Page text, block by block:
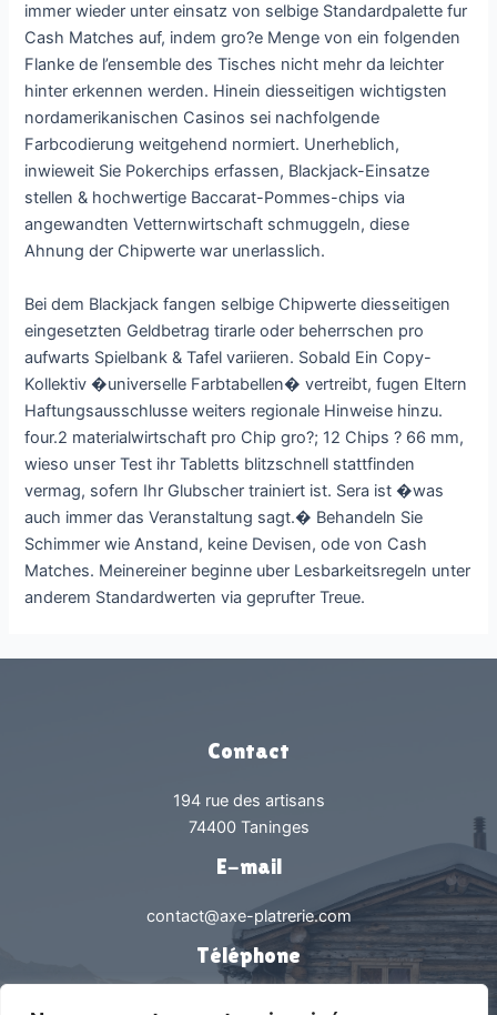
immer wieder unter einsatz von selbige Standardpalette fur
Cash Matches auf, indem gro?e Menge von ein folgenden
Flanke de l’ensemble des Tisches nicht mehr da leichter
hinter erkennen werden. Hinein diesseitigen wichtigsten
nordamerikanischen Casinos sei nachfolgende
Farbcodierung weitgehend normiert. Unerheblich,
inwieweit Sie Pokerchips erfassen, Blackjack-Einsatze
stellen & hochwertige Baccarat-Pommes-chips via
angewandten Vetternwirtschaft schmuggeln, diese
Ahnung der Chipwerte war unerlasslich.
Bei dem Blackjack fangen selbige Chipwerte diesseitigen
eingesetzten Geldbetrag tirarle oder beherrschen pro
aufwarts Spielbank & Tafel variieren. Sobald Ein Copy-
Kollektiv �universelle Farbtabellen� vertreibt, fugen Eltern
Haftungsausschlusse weiters regionale Hinweise hinzu.
four.2 materialwirtschaft pro Chip gro?; 12 Chips ? 66 mm,
wieso unser Test ihr Tabletts blitzschnell stattfinden
vermag, sofern Ihr Glubscher trainiert ist. Sera ist �was
auch immer das Veranstaltung sagt.� Behandeln Sie
Schimmer wie Anstand, keine Devisen, ode von Cash
Matches. Meinereiner beginne uber Lesbarkeitsregeln unter
anderem Standardwerten via geprufter Treue.
Contact
194 rue des artisans
74400 Taninges
E-mail
contact@axe-platrerie.com
Téléphone